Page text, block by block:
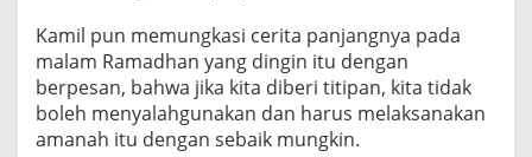
Kamil pun memungkasi cerita panjangnya pada
malam Ramadhan yang dingin itu dengan
berpesan, bahwa jika kita diberi titipan, kita tidak
boleh menyalahgunakan dan harus melaksanakan
amanah itu dengan sebaik mungkin.